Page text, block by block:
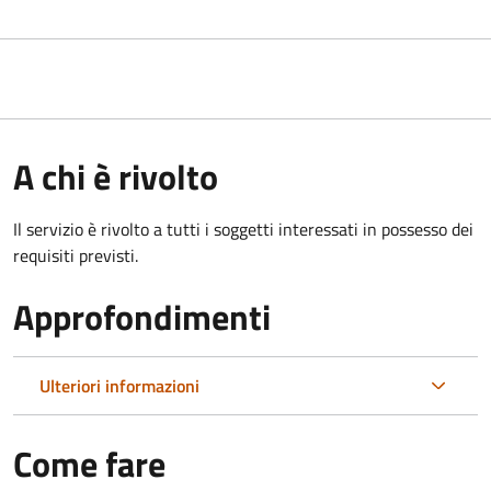
A chi è rivolto
Il servizio è rivolto a tutti i soggetti interessati in possesso dei
requisiti previsti.
Approfondimenti
Ulteriori informazioni
Come fare